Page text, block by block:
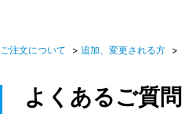
ご注文について > 追加、変更される方 >
よくあるご質問